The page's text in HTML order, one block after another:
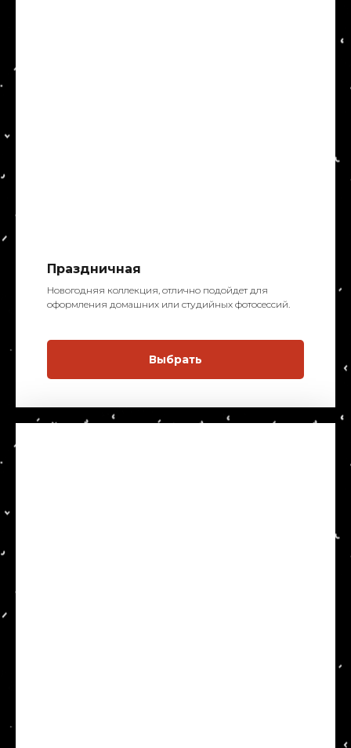
Праздничная
Новогодняя коллекция, отлично подойдет для
оформления домашних или студийных фотосессий.
Выбрать